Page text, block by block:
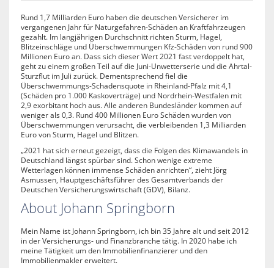
Rund 1,7 Milliarden Euro haben die deutschen Versicherer im
vergangenen Jahr für Naturgefahren-Schäden an Kraftfahrzeugen
gezahlt. Im langjährigen Durchschnitt richten Sturm, Hagel,
Blitzeinschläge und Überschwemmungen Kfz-Schäden von rund 900
Millionen Euro an. Dass sich dieser Wert 2021 fast verdoppelt hat,
geht zu einem großen Teil auf die Juni-Unwetterserie und die Ahrtal-
Sturzflut im Juli zurück. Dementsprechend fiel die
Überschwemmungs-Schadensquote in Rheinland-Pfalz mit 4,1
(Schäden pro 1.000 Kaskoverträge) und Nordrhein-Westfalen mit
2,9 exorbitant hoch aus. Alle anderen Bundesländer kommen auf
weniger als 0,3. Rund 400 Millionen Euro Schäden wurden von
Überschwemmungen verursacht, die verbleibenden 1,3 Milliarden
Euro von Sturm, Hagel und Blitzen.
„2021 hat sich erneut gezeigt, dass die Folgen des Klimawandels in
Deutschland längst spürbar sind. Schon wenige extreme
Wetterlagen können immense Schäden anrichten“, zieht Jörg
Asmussen, Hauptgeschäftsführer des Gesamtverbands der
Deutschen Versicherungswirtschaft (GDV), Bilanz.
About Johann Springborn
Mein Name ist Johann Springborn, ich bin 35 Jahre alt und seit 2012
in der Versicherungs- und Finanzbranche tätig. In 2020 habe ich
meine Tätigkeit um den Immobilienfinanzierer und den
Immobilienmakler erweitert.